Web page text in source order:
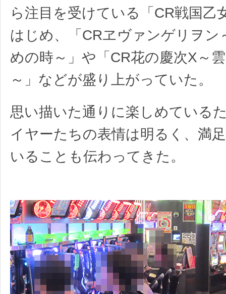
ら注目を受けている「CR戦国乙
はじめ、「CRヱヴァンゲリヲン
めの時～」や「CR花の慶次X～
～」などが盛り上がっていた。
思い描いた通りに楽しめている
イヤーたちの表情は明るく、満
いることも伝わってきた。